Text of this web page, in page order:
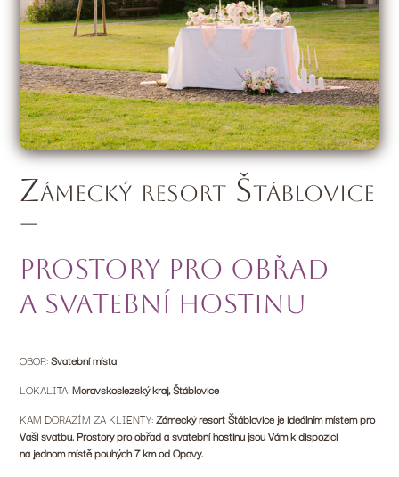
Zámecký resort Štáblovice
–
Prostory pro obřad
a svatební hostinu
OBOR:Svatební místa
LOKALITA:Moravskoslezský kraj, Štáblovice
KAM DORAZÍM ZA KLIENTY:Zámecký resort Štáblovice je ideálním místem pro
Vaši svatbu. Prostory pro obřad a svatební hostinu jsou Vám k dispozici
na jednom místě pouhých 7 km od Opavy.